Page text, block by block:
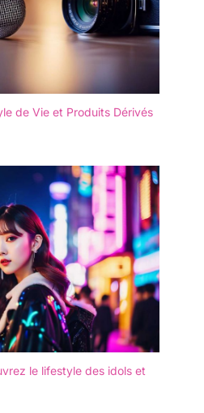
de Vie et Produits Dérivés
le lifestyle des idols et